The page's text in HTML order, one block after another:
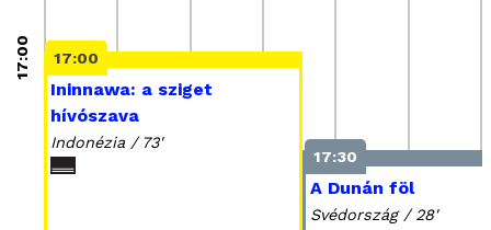
17:00 17:00
Ininnawa: a sziget
hívószava
Indonézia / 73'
17:30
A Dunán föl
Svédország / 28'